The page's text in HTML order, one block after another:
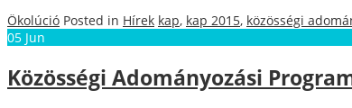
Ökolúció Posted in Hírek kap, kap 2015, közösségi
05 Jun
Közösségi Adományozási